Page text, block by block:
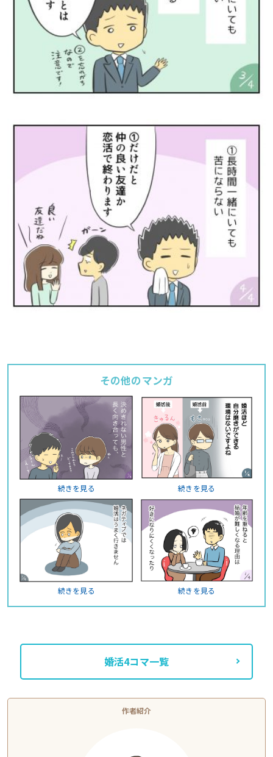
その他のマンガ
続きを見る 続きを見る
続きを見る 続きを見る
婚活4コマ一覧
作者紹介